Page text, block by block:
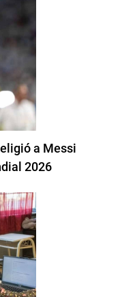
a Messi
2026